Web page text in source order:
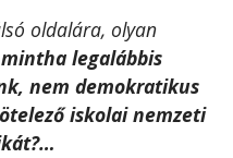
oldalára, olyan
mintha legalábbis
nem demokratikus
iskolai nemzeti